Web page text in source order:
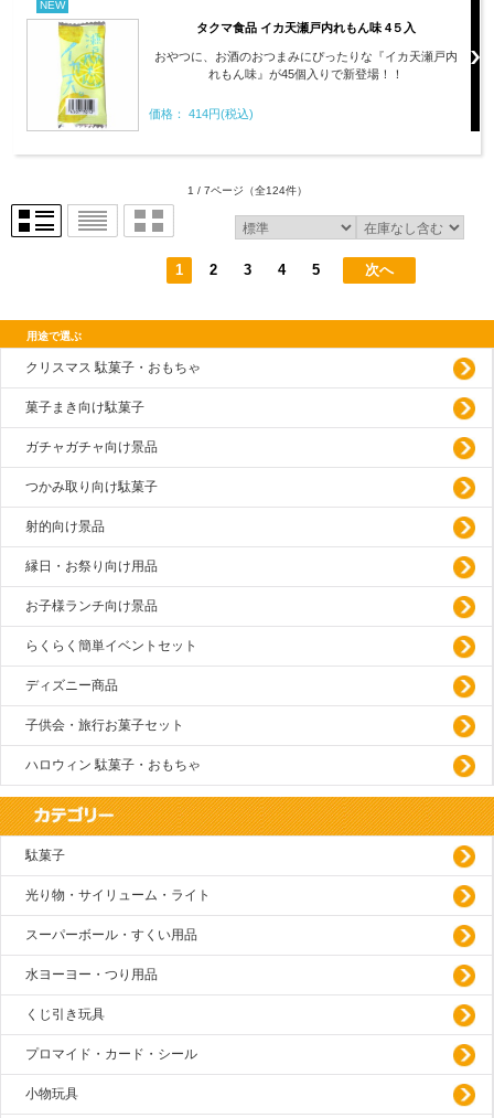
NEW
タクマ食品 イカ天瀬戸内れもん味 4５入
おやつに、お酒のおつまみにぴったりな『イカ天瀬戸内
れもん味』が45個入りで新登場！！
価格： 414円(税込)
1 / 7ページ （全124件）
1 2 3 4 5 次へ
用途で選ぶ
クリスマス 駄菓子・おもちゃ
菓子まき向け駄菓子
ガチャガチャ向け景品
つかみ取り向け駄菓子
射的向け景品
縁日・お祭り向け用品
お子様ランチ向け景品
らくらく簡単イベントセット
ディズニー商品
子供会・旅行お菓子セット
ハロウィン 駄菓子・おもちゃ
駄菓子
光り物・サイリューム・ライト
スーパーボール・すくい用品
水ヨーヨー・つり用品
くじ引き玩具
プロマイド・カード・シール
小物玩具